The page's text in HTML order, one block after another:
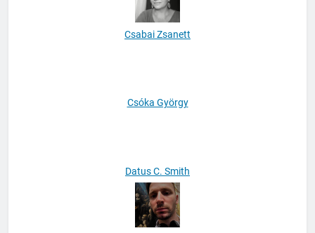
Csabai Zsanett
Csóka György
Datus C. Smith